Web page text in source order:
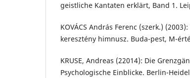
geistliche Kantaten erklärt, Band 1.
KOVÁCS András Ferenc (szerk.)
keresztény himnusz. Buda-pest, M-
KRUSE, Andreas (22014): Die
Psychologische Einblicke. Berlin-